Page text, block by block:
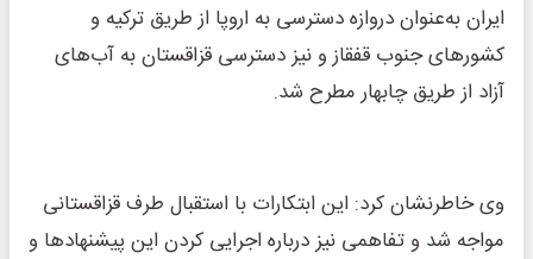
ایران به‌عنوان دروازه دسترسی به اروپا از طریق ترکیه و
کشورهای جنوب قفقاز و نیز دسترسی قزاقستان به آب‌های
آزاد از طریق چابهار مطرح شد.
وی خاطرنشان کرد: این ابتکارات با استقبال طرف قزاقستانی
مواجه شد و تفاهمی نیز درباره اجرایی کردن این پیشنهادها و